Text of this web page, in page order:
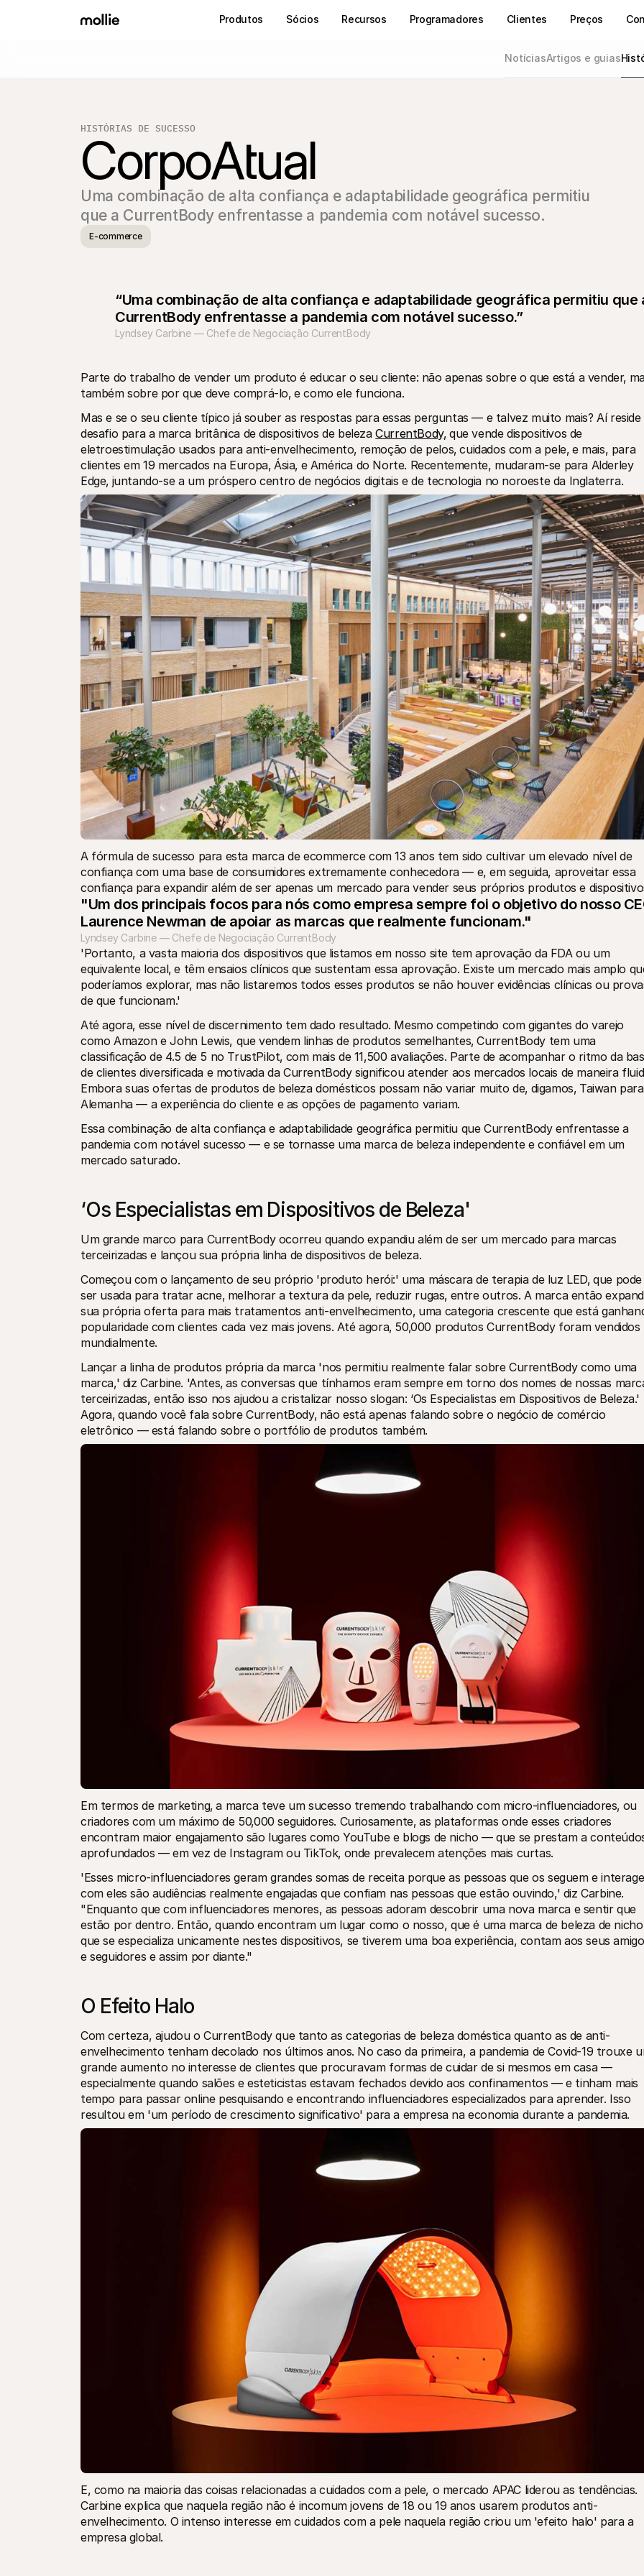
Produtos Sócios Recursos Programadores Clientes Preços
NotíciasArtigos e guias
HISTÓRIAS DE SUCESSO
CorpoAtual
Uma combinação de alta confiança e adaptabilidade geográfica permitiu
que a CurrentBody enfrentasse a pandemia com notável sucesso.
E-commerce
“Uma combinação de alta confiança e adaptabilidade geográfica permitiu que
CurrentBody enfrentasse a pandemia com notável sucesso.”
Lyndsey Carbine — Chefe de Negociação CurrentBody
Parte do trabalho de vender um produto é educar o seu cliente: não apenas sobre o que está a vender‚
também sobre por que deve comprá-lo‚ e como ele funciona.
Mas e se o seu cliente típico já souber as respostas para essas perguntas — e talvez muito mais? Aí reside
desafio para a marca britânica de dispositivos de beleza CurrentBody‚ que vende dispositivos de
eletroestimulação usados para anti-envelhecimento‚ remoção de pelos‚ cuidados com a pele‚ e mais, para
clientes em 19 mercados na Europa‚ Ásia‚ e América do Norte. Recentemente, mudaram-se para Alderley
Edge‚ juntando-se a um próspero centro de negócios digitais e de tecnologia no noroeste da Inglaterra.
A fórmula de sucesso para esta marca de ecommerce com 13 anos tem sido cultivar um elevado nível de
confiança com uma base de consumidores extremamente conhecedora — e, em seguida, aproveitar essa
confiança para expandir além de ser apenas um mercado para vender seus próprios produtos e
"Um dos principais focos para nós como empresa sempre foi o objetivo do nosso
Laurence Newman de apoiar as marcas que realmente funcionam."
Lyndsey Carbine — Chefe de Negociação CurrentBody
'Portanto, a vasta maioria dos dispositivos que listamos em nosso site tem aprovação da FDA ou um
equivalente local‚ e têm ensaios clínicos que sustentam essa aprovação. Existe um mercado mais amplo
poderíamos explorar‚ mas não listaremos todos esses produtos se não houver evidências clínicas ou
de que funcionam.'
Até agora‚ esse nível de discernimento tem dado resultado. Mesmo competindo com gigantes do varejo
como Amazon e John Lewis, que vendem linhas de produtos semelhantes‚ CurrentBody tem uma
classificação de 4.5 de 5 no TrustPilot‚ com mais de 11‚500 avaliações. Parte de acompanhar o ritmo da
de clientes diversificada e motivada da CurrentBody significou atender aos mercados locais de maneira
Embora suas ofertas de produtos de beleza domésticos possam não variar muito de‚ digamos‚ Taiwan para
Alemanha — a experiência do cliente e as opções de pagamento variam.
Essa combinação de alta confiança e adaptabilidade geográfica permitiu que CurrentBody enfrentasse a
pandemia com notável sucesso — e se tornasse uma marca de beleza independente e confiável em um
mercado saturado.
‘Os Especialistas em Dispositivos de Beleza'
Um grande marco para CurrentBody ocorreu quando expandiu além de ser um mercado para marcas
terceirizadas e lançou sua própria linha de dispositivos de beleza.
Começou com o lançamento de seu próprio 'produto herói:' uma máscara de terapia de luz LED‚ que pode
ser usada para tratar acne‚ melhorar a textura da pele‚ reduzir rugas‚ entre outros. A marca então
sua própria oferta para mais tratamentos anti-envelhecimento‚ uma categoria crescente que está
popularidade com clientes cada vez mais jovens. Até agora‚ 50‚000 produtos CurrentBody foram vendidos
mundialmente.
Lançar a linha de produtos própria da marca 'nos permitiu realmente falar sobre CurrentBody como uma
marca‚' diz Carbine. 'Antes‚ as conversas que tínhamos eram sempre em torno dos nomes de nossas
terceirizadas, então isso nos ajudou a cristalizar nosso slogan: ‘Os Especialistas em Dispositivos de Beleza.'
Agora‚ quando você fala sobre CurrentBody‚ não está apenas falando sobre o negócio de comércio
eletrônico — está falando sobre o portfólio de produtos também.
Em termos de marketing‚ a marca teve um sucesso tremendo trabalhando com micro-influenciadores‚ ou
criadores com um máximo de 50‚000 seguidores. Curiosamente‚ as plataformas onde esses criadores
encontram maior engajamento são lugares como YouTube e blogs de nicho — que se prestam a
aprofundados — em vez de Instagram ou TikTok‚ onde prevalecem atenções mais curtas.
'Esses micro-influenciadores geram grandes somas de receita porque as pessoas que os seguem e
com eles são audiências realmente engajadas que confiam nas pessoas que estão ouvindo‚' diz Carbine.
"Enquanto que com influenciadores menores, as pessoas adoram descobrir uma nova marca e sentir que
estão por dentro. Então, quando encontram um lugar como o nosso, que é uma marca de beleza de nicho
que se especializa unicamente nestes dispositivos, se tiverem uma boa experiência, contam aos seus
e seguidores e assim por diante."
O Efeito Halo
Com certeza, ajudou o CurrentBody que tanto as categorias de beleza doméstica quanto as de anti-
envelhecimento tenham decolado nos últimos anos. No caso da primeira, a pandemia de Covid-19 trouxe
grande aumento no interesse de clientes que procuravam formas de cuidar de si mesmos em casa —
especialmente quando salões e esteticistas estavam fechados devido aos confinamentos — e tinham mais
tempo para passar online pesquisando e encontrando influenciadores especializados para aprender. Isso
resultou em 'um período de crescimento significativo' para a empresa na economia durante a pandemia.
E, como na maioria das coisas relacionadas a cuidados com a pele, o mercado APAC liderou as tendências.
Carbine explica que naquela região não é incomum jovens de 18 ou 19 anos usarem produtos anti-
envelhecimento. O intenso interesse em cuidados com a pele naquela região criou um 'efeito halo' para a
empresa global.